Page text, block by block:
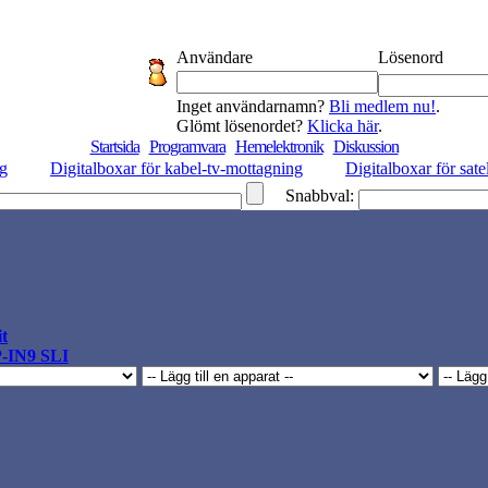
Användare Lösenord
Inget användarnamn? Bli medlem nu!.
Glömt lösenordet? Klicka här.
Startsida Programvara Hemelektronik Diskussion
Digitalboxar för kabel-tv-mottagning
Digitalboxar för
Snabbval:
IN9 SLI